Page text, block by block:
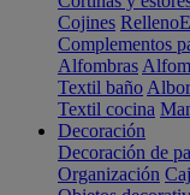
Cojines Relleno
Complementos
Alfombras
Textil baño
Textil cocina
Decoración
Decoración de
Organización